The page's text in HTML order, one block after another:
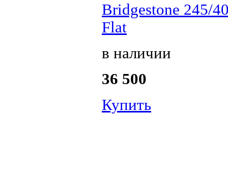
Bridgestone 245/
Flat
в наличии
36 500
Купить